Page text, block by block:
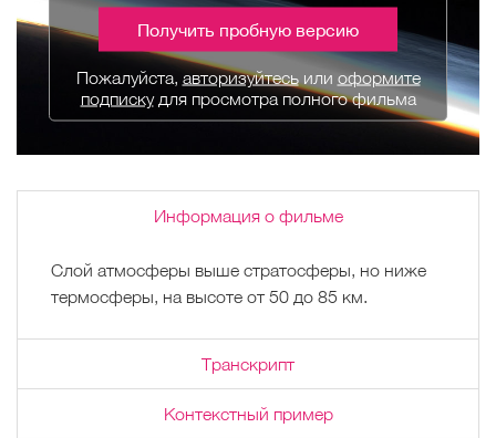
Получить пробную версию
Пожалуйста, авторизуйтесьили оформите
подпискудля просмотра полного фильма
Информация о фильме
Слой атмосферы выше стратосферы, но ниже
термосферы, на высоте от 50 до 85 км.
Транскрипт
Контекстный пример